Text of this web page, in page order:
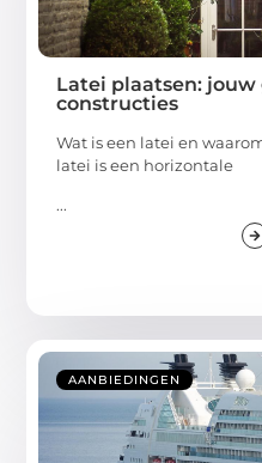
Latei plaatsen:
constructies
Wat is een latei en
latei is een horizontale
...
AANBIEDINGEN